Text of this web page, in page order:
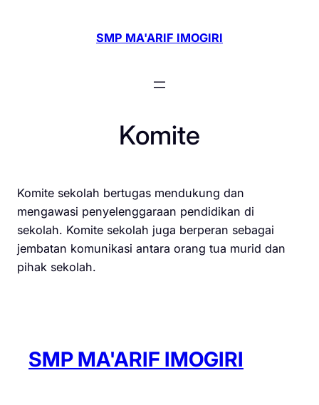
SMP MA'ARIF IMOGIRI
Komite
Komite sekolah bertugas mendukung dan
mengawasi penyelenggaraan pendidikan di
sekolah. Komite sekolah juga berperan sebagai
jembatan komunikasi antara orang tua murid dan
pihak sekolah.
SMP MA'ARIF IMOGIRI